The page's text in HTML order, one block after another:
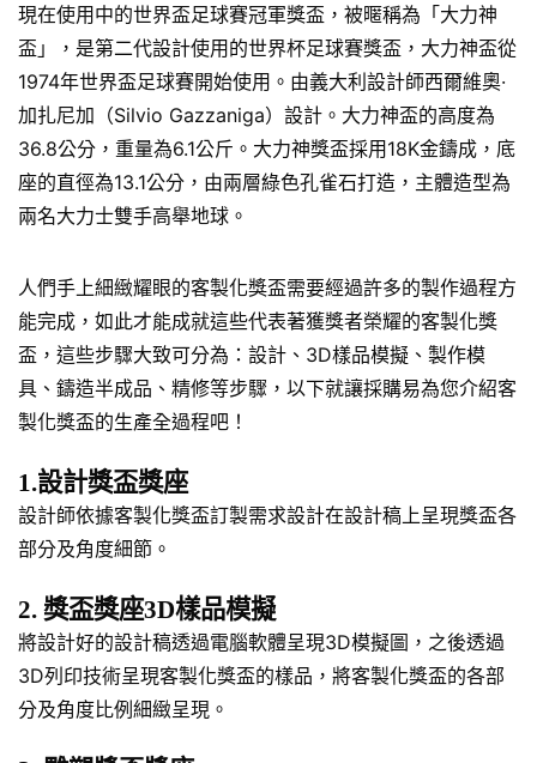
現在使用中的世界盃足球賽冠軍獎盃，被暱稱為「大力神
盃」，是第二代設計使用的世界杯足球賽獎盃，大力神盃從
1974年世界盃足球賽開始使用。由義大利設計師西爾維奧·
加扎尼加（Silvio Gazzaniga）設計。大力神盃的高度為
36.8公分，重量為6.1公斤。大力神獎盃採用18K金鑄成，底
座的直徑為13.1公分，由兩層綠色孔雀石打造，主體造型為
兩名大力士雙手高舉地球。
人們手上細緻耀眼的客製化獎盃需要經過許多的製作過程方
能完成，如此才能成就這些代表著獲獎者榮耀的客製化獎
盃，這些步驟大致可分為：設計、3D樣品模擬、製作模
具、鑄造半成品、精修等步驟，以下就讓採購易為您介紹客
製化獎盃的生產全過程吧！
1.設計獎盃獎座
設計師依據客製化獎盃訂製需求設計在設計稿上呈現獎盃各
部分及角度細節。
2. 獎盃獎座3D樣品模擬
將設計好的設計稿透過電腦軟體呈現3D模擬圖，之後透過
3D列印技術呈現客製化獎盃的樣品，將客製化獎盃的各部
分及角度比例細緻呈現。